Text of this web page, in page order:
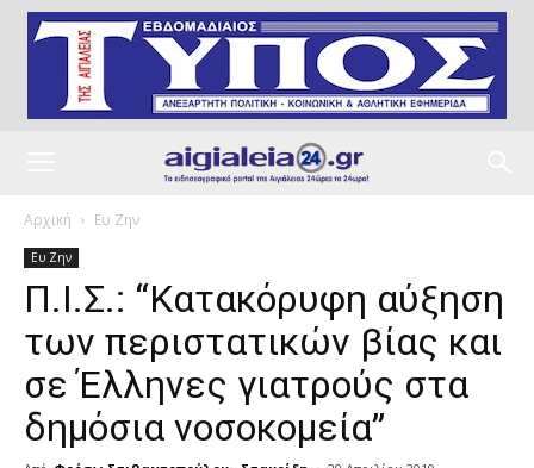
Αρχική Ευ Ζην
Ευ Ζην
Π.Ι.Σ.: “Κατακόρυφη αύξηση
των περιστατικών βίας και
σε Έλληνες γιατρούς στα
δημόσια νοσοκομεία”